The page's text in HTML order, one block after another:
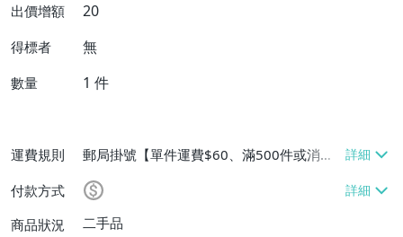
出價增額 20
得標者 無
數量 1 件
運費規則
郵局掛號【單件運費$60、滿500件或消費
滿$20000免運費】
付款方式
商品狀況
二手品